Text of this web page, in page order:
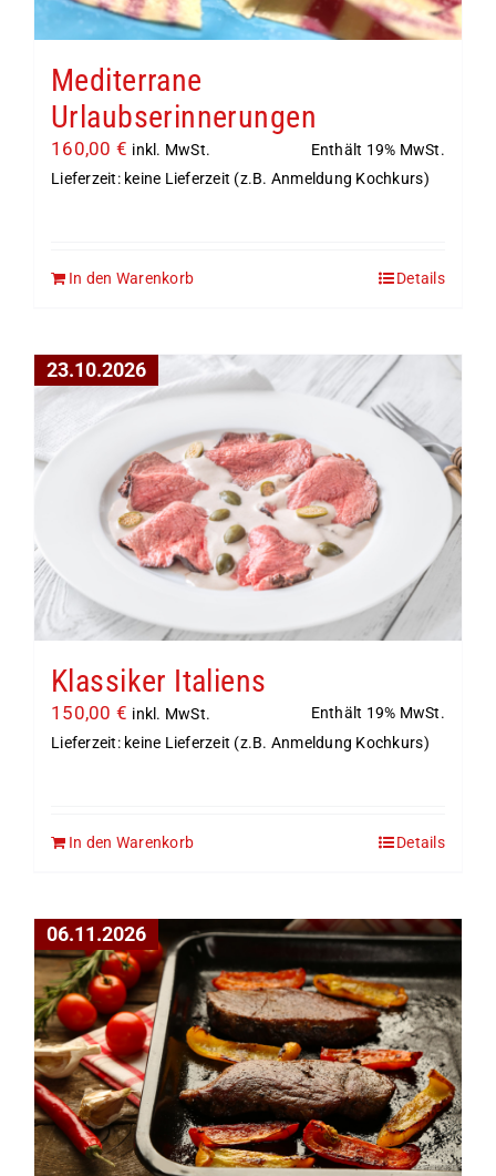
Mediterrane
Urlaubserinnerungen
160,00 € inkl. MwSt.
Enthält 19% MwSt.
Lieferzeit: keine Lieferzeit (z.B. Anmeldung Kochkurs)
In den Warenkorb Details
23.10.2026
Klassiker Italiens
150,00 € inkl. MwSt.
Enthält 19% MwSt.
Lieferzeit: keine Lieferzeit (z.B. Anmeldung Kochkurs)
In den Warenkorb Details
06.11.2026